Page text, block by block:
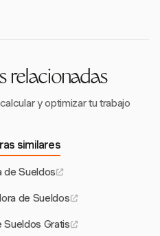
relacionadas
y optimizar tu trabajo
similares
de Sueldos
de Sueldos
Sueldos Gratis